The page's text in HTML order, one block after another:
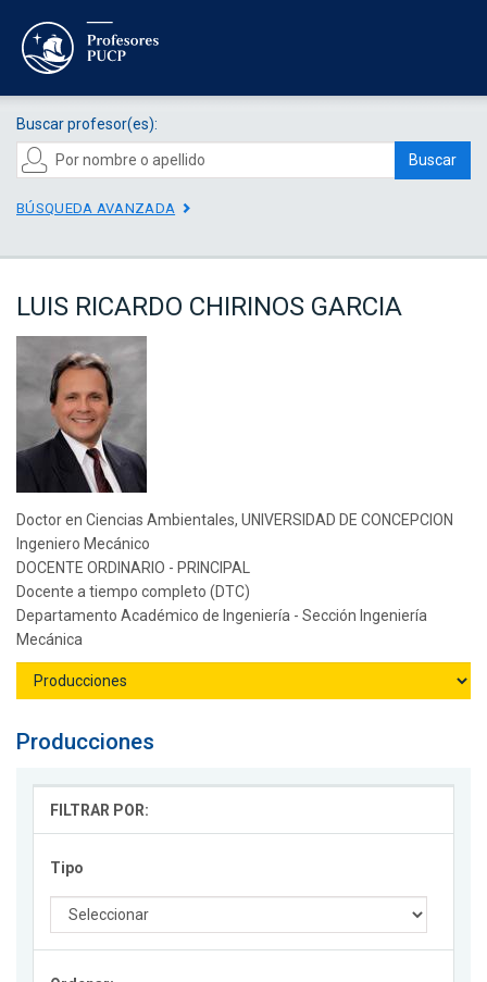
Buscar profesor(es):
Buscar
BÚSQUEDA AVANZADA
LUIS RICARDO CHIRINOS GARCIA
Doctor en Ciencias Ambientales, UNIVERSIDAD DE CONCEPCION
Ingeniero Mecánico
DOCENTE ORDINARIO - PRINCIPAL
Docente a tiempo completo (DTC)
Departamento Académico de Ingeniería - Sección Ingeniería
Mecánica
Producciones
FILTRAR POR:
Tipo